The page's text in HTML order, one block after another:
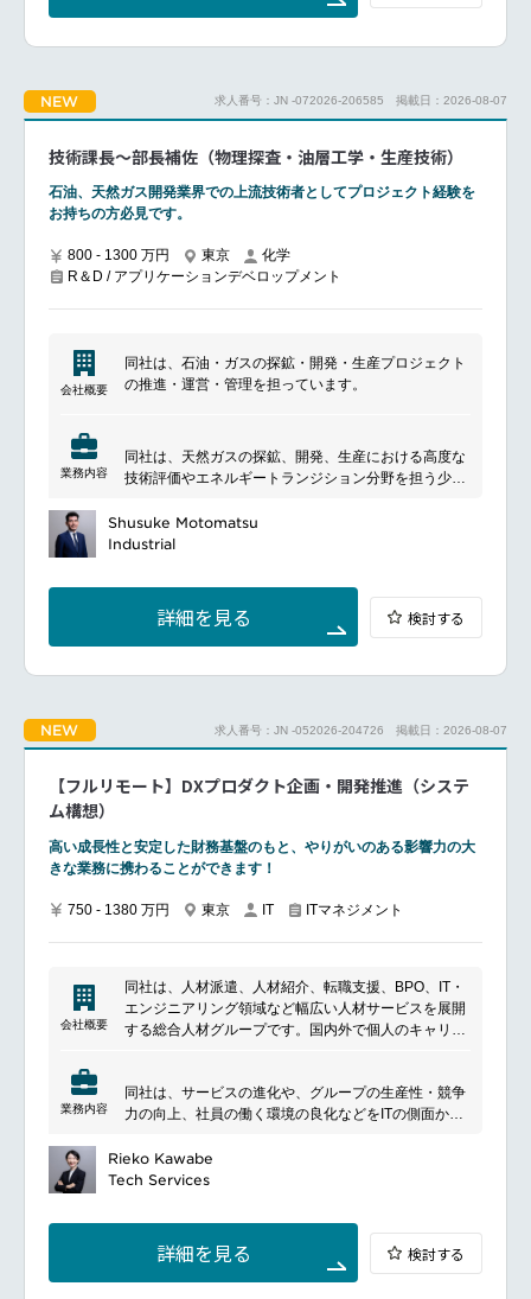
トワーク全体で統一された基準を維持するためのデジ
セキュリティシステム導入・ベンダーマネジメント監
視カメラ、入退室管理システム、警報システムなどの
導入プロジェクトをリード
ベンダー選定、入札管理、価格・契約交渉の実施
セキュリティ機器の標準化推進および導入計画の策定
システム展開を推進
スケジュール・予算・リスク管理および進捗報告
情報管理ポータルの企画・構築・運用
セキュリティ関連文書や機器情報の一元管理
ステークホルダーマネジメント社内関係者、IT部門、
外部ベンダーとの調整・連携
会議運営、プロジェクト報告、課題管理
コンプライアンス・監査対応関連法規および社内基準
機器管理・保守管理・監査対応のサポート
NEW 求人番号：JN -072026-206585 掲載日：2026-08-07
技術課長～部長補佐（物理探査・油層工学・生産技術）
石油、天然ガス開発業界での上流技術者としてプロジェクト経験を
お持ちの方必見です。
800 - 1300 万円 東京
化学
R＆D / アプリケーションデベロップメント
会社概要
同社は、石油・ガスの探鉱・開発・生産プロジェクト
の推進・運営・管理を担っています。
業務内容
同社は、天然ガスの探鉱、開発、生産における高度な
技術評価やエネルギートランジション分野を担う少数
社員同士が互いに相談しやすい環境があり、一人ひと
りを大切にする風土のもと、働きやすさと専門性の向
━━━━━━━━━━━━━━━
■ポジションについて
天然ガスの探鉱、開発、生産に関わる技術評価及び既
存の天然ガスプロジェクトの管理やエネルギートラン
重力探査・磁気探査
油層工学（Reservoir Engineering）貯留層シミュレー
生産予測
回収率向上（EOR）
生産技術（Production Engineering）生産設備設計・
坑井の生産管理
Shusuke Motomatsu
Industrial
詳細を見る 検討する
NEW 求人番号：JN -052026-204726 掲載日：2026-08-07
【フルリモート】DXプロダクト企画・開発推進（システ
ム構想）
高い成長性と安定した財務基盤のもと、やりがいのある影響力の大
きな業務に携わることができます！
750 - 1380 万円 東京 IT ITマネジメント
会社概要
同社は、人材派遣、人材紹介、転職支援、BPO、IT・
エンジニアリング領域など幅広い人材サービスを展開
する総合人材グループです。国内外で個人のキャリア
ジー領域にも事業を拡大しています。多様な働き方や
人材活用を支える業界大手の一社です。
業務内容
同社は、サービスの進化や、グループの生産性・競争
力の向上、社員の働く環境の良化などをITの側面から
6万人のグループ企業に対し、ホールディングスの専
門部隊（CoE）の一員として、各社の事業・サービス
2026年度も積極的に組織を拡大していく方針ですの
で、変化に富んだ状況の組織作りにも挑戦することが
可能です。
━━━━━━━━━━━━━━━
Rieko Kawabe
Tech Services
詳細を見る 検討する